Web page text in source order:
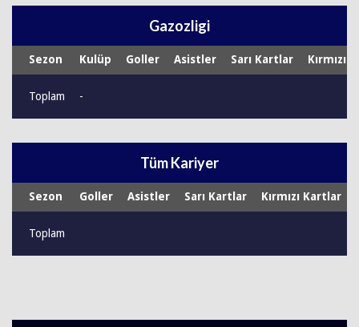
Gazozligi
Sezon Kulüp Goller Asistler Sarı Kartlar Kırmızı
Toplam -
Tüm Kariyer
Sezon Goller Asistler Sarı Kartlar Kırmızı Kartlar
Toplam